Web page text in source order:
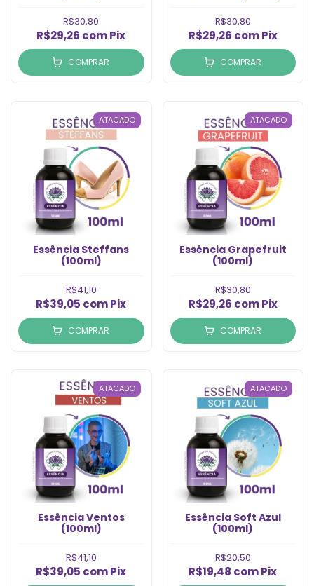
R$30,80
R$29,26 comPix
COMPRAR
R$30,80
R$29,26 com Pix
COMPRAR
ATACADO
Essência Steffans
(100ml)
R$41,10
R$39,05 comPix
COMPRAR
ATACADO
Essência Grapefruit
(100ml)
R$30,80
R$29,26 com Pix
COMPRAR
ATACADO
Essência Ventos
(100ml)
R$41,10
R$39,05 comPix
ATACADO
Essência Soft Azul
(100ml)
R$20,50
R$19,48 comPix